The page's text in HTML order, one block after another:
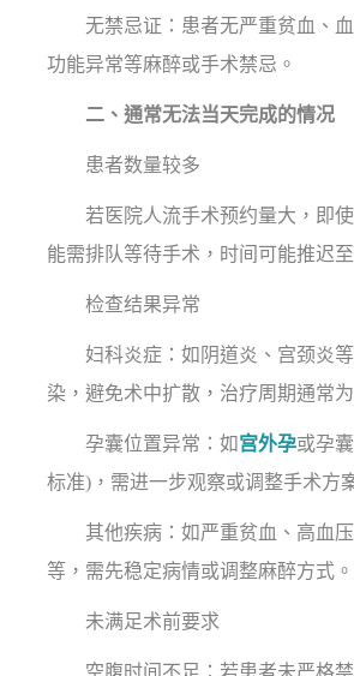
无禁忌证：患者无严重贫血、血
功能异常等麻醉或手术禁忌。
二、通常无法当天完成的情况
患者数量较多
若医院人流手术预约量大，即使
能需排队等待手术，时间可能推迟
检查结果异常
妇科炎症：如阴道炎、宫颈炎等
染，避免术中扩散，治疗周期通常为
孕囊位置异常：如宫外孕或孕
标准)，需进一步观察或调整手术方
其他疾病：如严重贫血、高血压
等，需先稳定病情或调整麻醉方式。
未满足术前要求
空腹时间不足：若患者未严格禁